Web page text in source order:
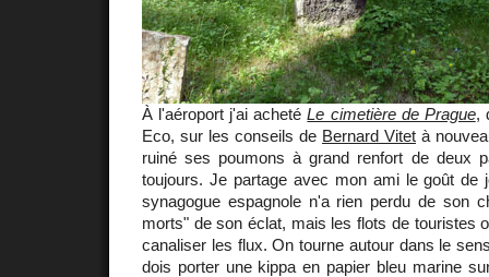
À l'aéroport j'ai achetéLe cimetière de Prague,
Eco, sur les conseils de Bernard Vitet à
ruiné ses poumons à grand renfort de deux
toujours. Je partage avec mon ami le goût de
synagogue espagnole n'a rien perdu de son
morts" de son éclat, mais les flots de touristes
canaliser les flux. On tourne autour dans le
dois porter une kippa en papier bleu marine